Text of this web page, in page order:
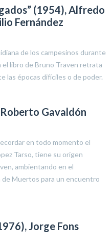
(1954), Alfredo
Fernández
de los campesinos durante
el libro de Bruno Traven retrata
las épocas difíciles o de poder.
Gavaldón
en todo momento el
Tarso, tiene su origen
ambientando en el
Muertos para un encuentro
Jorge Fons